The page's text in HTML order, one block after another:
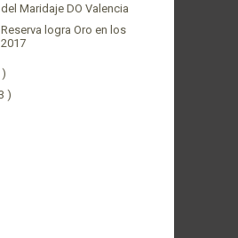
Maridaje DO Valencia
logra Oro en los
)